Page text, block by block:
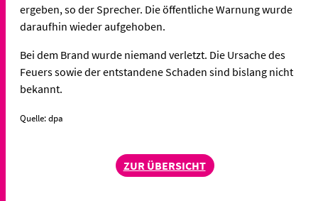
ergeben, so der Sprecher. Die öffentliche Warnung wurde
daraufhin wieder aufgehoben.
Bei dem Brand wurde niemand verletzt. Die Ursache des
Feuers sowie der entstandene Schaden sind bislang nicht
bekannt.
Quelle: dpa
ZUR ÜBERSICHT